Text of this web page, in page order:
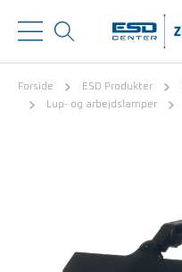
Forside ESD Produkter
Lup- og arbejdslamper